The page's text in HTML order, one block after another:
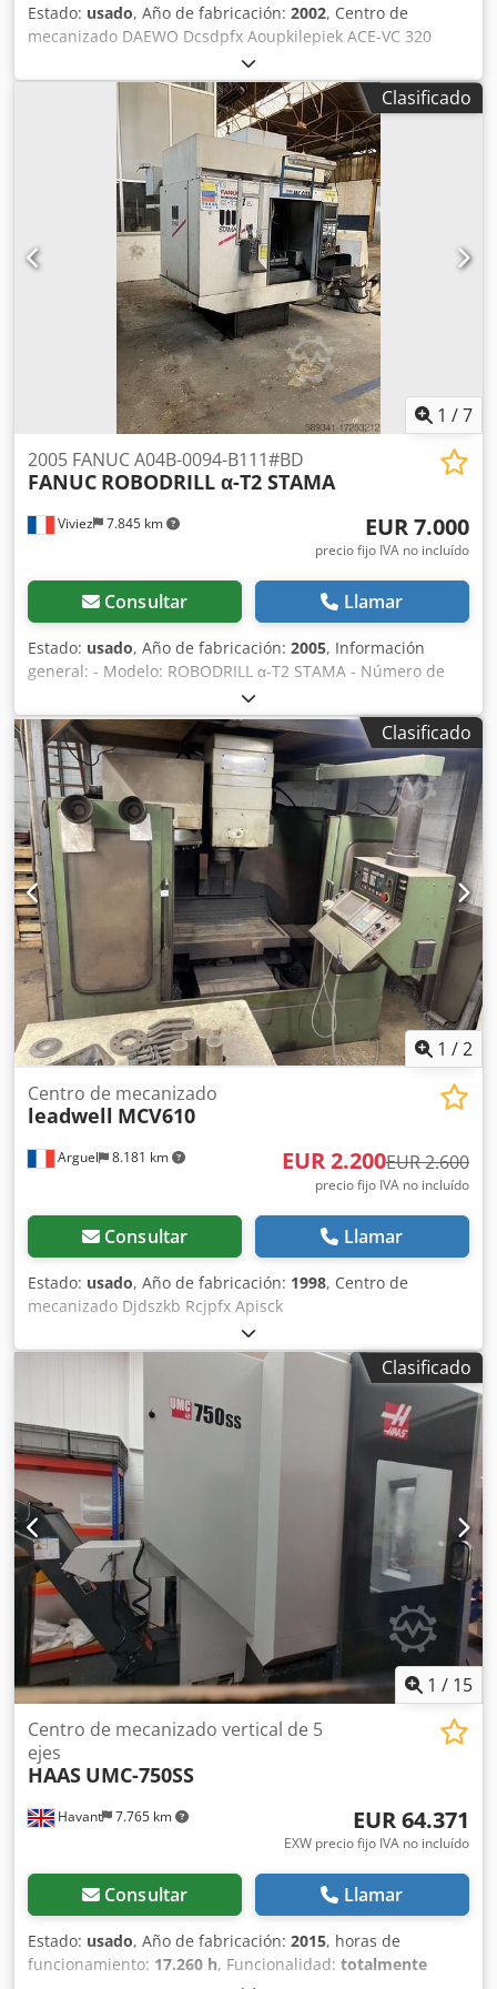
Estado: usado, Año de fabricación: 2002, Centro de
mecanizado DAEWO Dcsdpfx Aoupkilepiek ACE-VC 320
Clasificado
1 /7
Viviez 7.845 km
2005 FANUC A04B-0094-B111#BD
FANUC ROBODRILL α-T2 STAMA
EUR 7.000
precio fijo IVA no incluído
Consultar Llamar
Estado: usado, Año de fabricación: 2005, Información
general: - Modelo: ROBODRILL α-T2 STAMA - Número de
serie: 046VH155 Dsdpouru I Rofx Apiock - Año de
fabricación: 2005 - Controlador CNC: FANUC (modelo A04B-
0094-B111#BD) - Peso: 2200 kg - Alimentación: 200 V, 50/60
Hz, trifásica - Consumo: 10 kVA ----- Capacidades de
mecanizado: - Operaciones: - Fresado (fresado de alta
velocidad y alta precisión) - Taladrado - Roscado rígido -----
Recorrido del eje: - Recorrido del eje X: ~500 mm -
Recorrido del eje Y: ~400 mm - Recorrido del eje Z: ~330
mm ----- Husillo: - Cono del husillo: BT30 - Velocidad
estándar del husillo: hasta 10.000 rpm ----- Cambiador de
herramientas: - Tipo: Cambiador de herramientas
automático - Tiempo de cambio de herramienta: ~1,6
segundos ----- Velocidad de desplazamiento rápido: -
Velocidad de desplazamiento rápido: 54 m/min en los ejes
X, Y y Z ----- Características principales: - Estructura
compacta para una alta rigidez - Alta productividad con
ciclos ultrarrápidos de taladrado y roscado - Fácil
mantenimiento (interfaz de diagnóstico FANUC integrada) -
Compatibilidad con células de producción automatizadas
Clasificado
1 /2
Arguel 8.181 km
Centro de mecanizado
leadwell MCV610
EUR 2.200EUR 2.600
precio fijo IVA no incluído
Consultar Llamar
Estado: usado, Año de fabricación: 1998, Centro de
mecanizado Djdszkb Rcjpfx Apisck
Clasificado
1 / 15
Havant 7.765 km
Centro de mecanizado vertical de 5
ejes
HAAS UMC-750SS
EUR 64.371
EXW precio fijo IVA no incluído
Consultar Llamar
Estado: usado, Año de fabricación: 2015, horas de
funcionamiento: 17.260 h, Funcionalidad: totalmente